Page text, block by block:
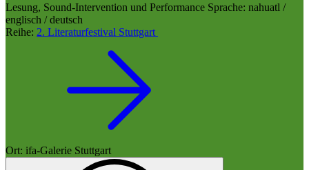
Lesung, Sound-Intervention und Performance Sprache: nahuatl /
englisch / deutsch
Reihe: 2. Literaturfestival Stuttgart
Ort: ifa-Galerie Stuttgart